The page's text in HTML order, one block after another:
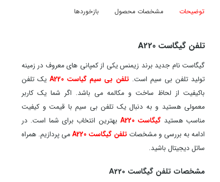
توضیحات مشخصات محصول بازخوردها
تلفن گیگاست A220
گیگاست نام جدید برند زیمنس یکی از کمپانی های معروف در زمینه
تولید تلفن بی سیم است. تلفن بی سیم گیاست A220
یک تلفن
باکیفیت از لحاظ ساخت و مکالمه می باشد. اگر شما یک کاربر
معمولی هستید و به دنبال یک تلفن بی سیم با قیمت و کیفیت
مناسب هستیدگیگاست A220
بهترین انتخاب برای شما است. در
ادامه به بررسی و مشخصات تلفن گیگاست A220
می پردازیم. همراه
ساتل دیجیتال باشید.
مشخصات تلفن گیگاست A220